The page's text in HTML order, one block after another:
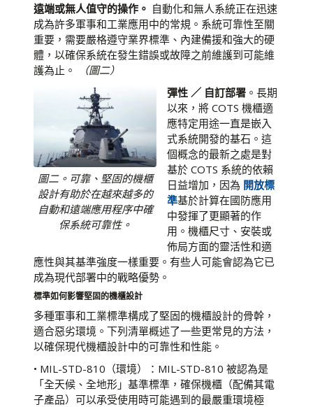
遠端或無人值守的操作。 自動化和無人系統正在迅速
成為許多軍事和工業應用中的常規。系統可靠性至關
重要，需要嚴格遵守業界標準、內建備援和強大的硬
體，以確保系統在發生錯誤或故障之前維護到可能維
護為止。
（圖二）
圖二。可靠、堅固的機櫃
設計有助於在越來越多的
自動和遠端應用程序中確
保系統可靠性。
彈性 ／ 自訂部署 。長期
以來，將 COTS 機櫃適
應特定用途一直是嵌入
式系統開發的基石。這
個概念的最新之處是對
基於 COTS 系統的依賴
日益增加，因為 開放標
準基於計算在國防應用
中發揮了更顯著的作
用。機櫃尺寸、安裝或
佈局方面的靈活性和適
應性與其基準強度一樣重要。有些人可能會認為它已
成為現代部署中的戰略優勢。
標準如何影響堅固的機櫃設計
多種軍事和工業標準構成了堅固的機櫃設計的骨幹，
適合惡劣環境。下列清單概述了一些更常見的方法，
以確保現代機櫃設計中的可靠性和性能。
• MIL-STD-810（環境）：MIL-STD-810 被認為是
「全天候、全地形」基準標準，確保機櫃（配備其電
子產品）可以承受使用時可能遇到的最嚴重環境極